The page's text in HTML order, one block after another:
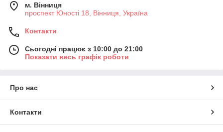
м. Вінниця
проспект Юності 18, Вінниця, Україна
Контакти
Сьогодні працює з 10:00 до 21:00
Показати весь графік роботи
Про нас
Контакти